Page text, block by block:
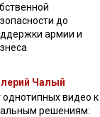
до
армии и
Чалый
однотипных видео к
решениям: